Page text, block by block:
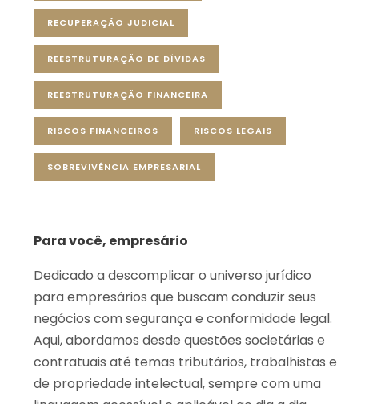
RECUPERAÇÃO JUDICIAL
REESTRUTURAÇÃO DE DÍVIDAS
REESTRUTURAÇÃO FINANCEIRA
RISCOS FINANCEIROS RISCOS LEGAIS
SOBREVIVÊNCIA EMPRESARIAL
Para você, empresário
Dedicado a descomplicar o universo jurídico
para empresários que buscam conduzir seus
negócios com segurança e conformidade legal.
Aqui, abordamos desde questões societárias e
contratuais até temas tributários, trabalhistas e
de propriedade intelectual, sempre com uma